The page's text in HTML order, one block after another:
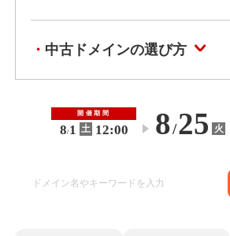
中古ドメインの選び方
開催期間
8/1 土 12:00 〜 8/25 火